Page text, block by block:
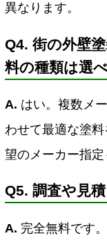
異なります。
Q4. 街の外壁
料の種類は選
A. はい。複数メ
わせて最適な塗
望のメーカー指定
Q5. 調査や見
A. 完全無料です